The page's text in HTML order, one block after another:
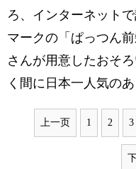
ろ、インターネット
マークの「ぱっつん
さんが用意したおそ
く間に日本一人気の
上一页 1 2 3